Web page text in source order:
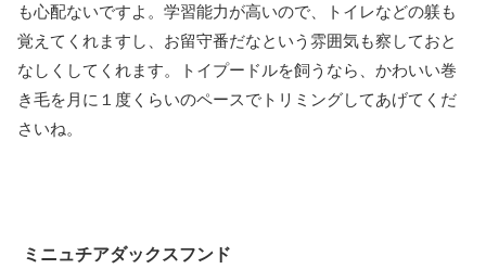
も心配ないですよ。学習能力が高いので、トイレなどの躾も
覚えてくれますし、お留守番だなという雰囲気も察しておと
なしくしてくれます。トイプードルを飼うなら、かわいい巻
き毛を月に１度くらいのペースでトリミングしてあげてくだ
さいね。
ミニュチアダックスフンド